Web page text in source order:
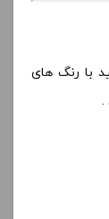
با رنگ های
.